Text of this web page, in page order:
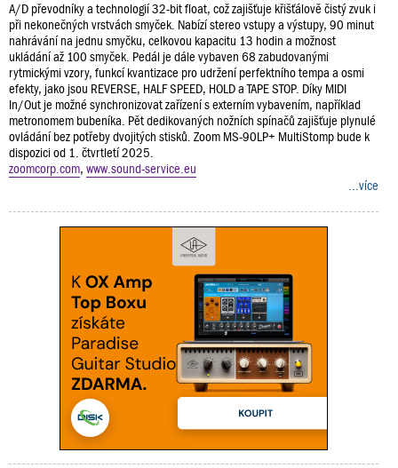
A/D převodníky a technologií 32-bit float, což zajišťuje křišťálově čistý zvuk i
při nekonečných vrstvách smyček. Nabízí stereo vstupy a výstupy, 90 minut
nahrávání na jednu smyčku, celkovou kapacitu 13 hodin a možnost
ukládání až 100 smyček. Pedál je dále vybaven 68 zabudovanými
rytmickými vzory, funkcí kvantizace pro udržení perfektního tempa a osmi
efekty, jako jsou REVERSE, HALF SPEED, HOLD a TAPE STOP. Díky MIDI
In/Out je možné synchronizovat zařízení s externím vybavením, například
metronomem bubeníka. Pět dedikovaných nožních spínačů zajišťuje plynulé
ovládání bez potřeby dvojitých stisků. Zoom MS-90LP+ MultiStomp bude k
dispozici od 1. čtvrtletí 2025.
zoomcorp.com, www.sound-service.eu
...více